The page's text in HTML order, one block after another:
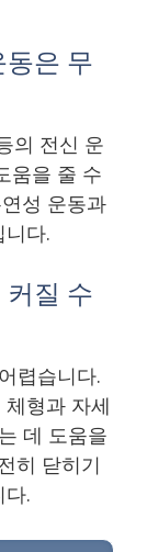
은 무
의 전신 운
움을 줄 수
성 운동과
다.
질 수
렵습니다.
형과 자세
데 도움을
히 닫히기
.